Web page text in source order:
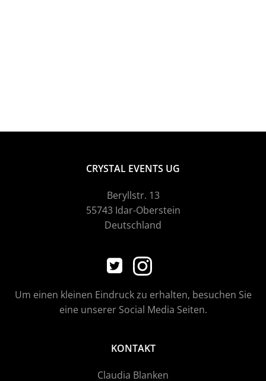
CRYSTAL EVENTS UG
Beryllstr. 13
55743 Idar-Oberstein
Deutschland
Um einen kleinen Eindruck zu erhalten, besuchen Sie
eine unserer Social Media Seiten.
KONTAKT
Claudia Blanken